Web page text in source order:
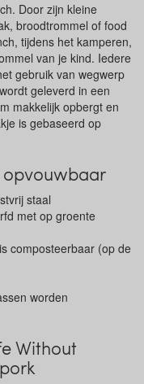
Door zijn kleine
broodtrommel of food
tijdens het kamperen,
van je kind. Iedere
gebruik van wegwerp
geleverd in een
makkelijk opbergt en
is gebaseerd op
opvouwbaar
staal
met op groente
composteerbaar (op de
worden
Without